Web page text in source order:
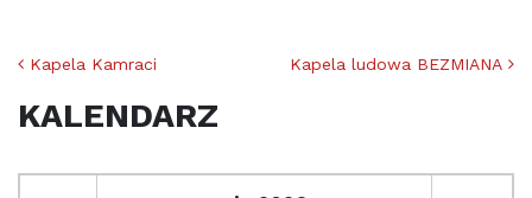
Nawigacja po artykułach
Kapela Kamraci Kapela ludowa BEZMIANA
KALENDARZ